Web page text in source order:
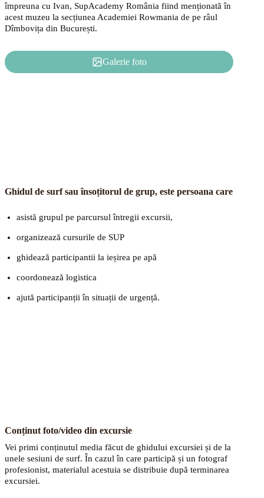
împreuna cu Ivan, SupAcademy România fiind menționată în
acest muzeu la secțiunea Academiei Rowmania de pe râul
Dîmbovița din București.
Galerie foto
Ghidul de surf sau însoțitorul de grup, este persoana care
asistă grupul pe parcursul întregii excursii,
organizează cursurile de SUP
ghidează participantii la ieșirea pe apă
coordonează logistica
ajută participanții în situații de urgență.
Conținut foto/video din excursie
Vei primi conținutul media făcut de ghidului excursiei și de la
unele sesiuni de surf. În cazul în care participă și un fotograf
profesionist, materialul acestuia se distribuie după terminarea
excursiei.